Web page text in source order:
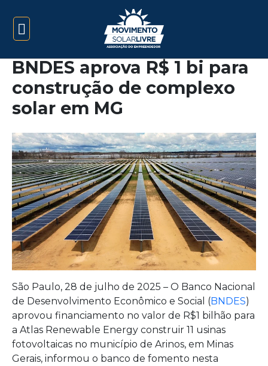
BNDES aprova R$ 1 bi para
construção de complexo
solar em MG
São Paulo, 28 de julho de 2025 – O Banco Nacional
de Desenvolvimento Econômico e Social (BNDES)
aprovou financiamento no valor de R$1 bilhão para
a Atlas Renewable Energy construir 11 usinas
fotovoltaicas no município de Arinos, em Minas
Gerais, informou o banco de fomento nesta